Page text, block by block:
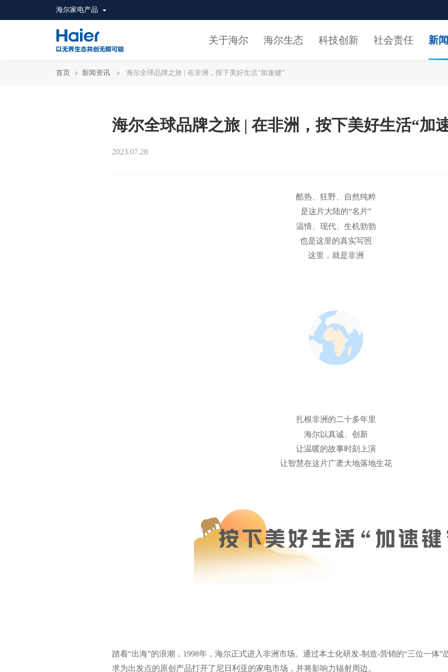
海尔家电产品
关于海尔 海尔生态 科技创新 社会责任 新
首页 新闻资讯 海尔全球品牌之旅 | 在非洲，按下美好生活“加速键”
海尔全球品牌之旅 | 在非洲，按下美好生活“加
2023.07.28
酷热、狂野、自然纯粹
是这片大陆的“名片”
温情、现代、生机勃勃
也是这里的真实写照
这里，就是非洲
扎根非洲的二十多年里
海尔以真诚、创新
让温暖的故事时刻上演
让智慧在这片广袤大地落地生花
踏着“出海”的浪潮，1998年，海尔正式进入非洲市场。通过本土化研发-制造-营销的“三位一体
求为出发点的原创产品打开了尼日利亚的家电市场，并将影响力辐射周边。